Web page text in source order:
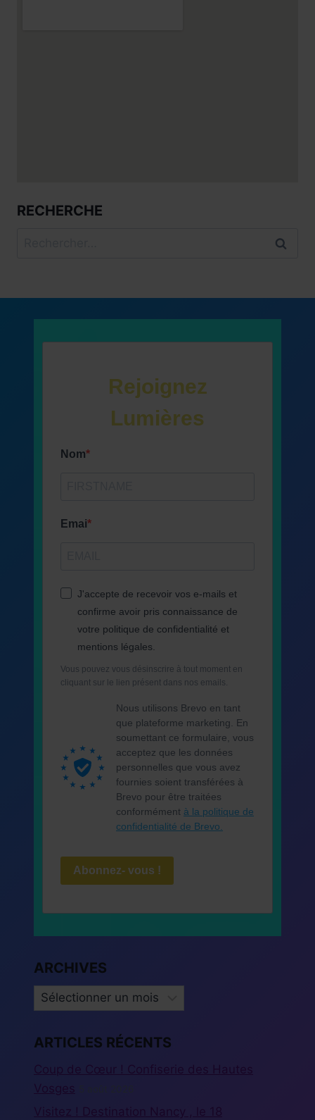
RECHERCHE
Rejoignez
Lumières
Nom
Emai
J'accepte de recevoir vos e-mails et
confirme avoir pris connaissance de
votre politique de confidentialité et
mentions légales.
Vous pouvez vous désinscrire à tout moment en
cliquant sur le lien présent dans nos emails.
Nous utilisons Brevo en tant
que plateforme marketing. En
soumettant ce formulaire, vous
acceptez que les données
personnelles que vous avez
fournies soient transférées à
Brevo pour être traitées
conformément à la politique de
confidentialité de Brevo.
Abonnez- vous !
ARCHIVES
ARCHIVES
ARTICLES RÉCENTS